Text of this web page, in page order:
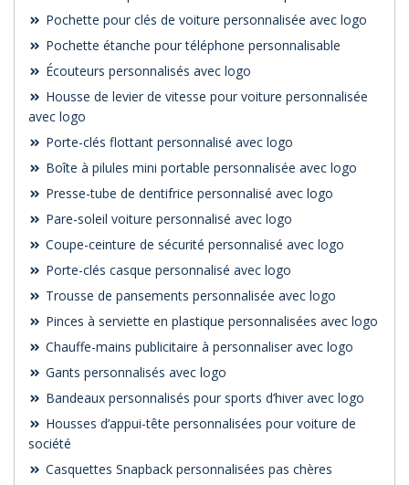
Pochette pour clés de voiture personnalisée avec logo
Pochette étanche pour téléphone personnalisable
Écouteurs personnalisés avec logo
Housse de levier de vitesse pour voiture personnalisée
avec logo
Porte-clés flottant personnalisé avec logo
Boîte à pilules mini portable personnalisée avec logo
Presse-tube de dentifrice personnalisé avec logo
Pare-soleil voiture personnalisé avec logo
Coupe-ceinture de sécurité personnalisé avec logo
Porte-clés casque personnalisé avec logo
Trousse de pansements personnalisée avec logo
Pinces à serviette en plastique personnalisées avec logo
Chauffe-mains publicitaire à personnaliser avec logo
Gants personnalisés avec logo
Bandeaux personnalisés pour sports d’hiver avec logo
Housses d’appui-tête personnalisées pour voiture de
société
Casquettes Snapback personnalisées pas chères